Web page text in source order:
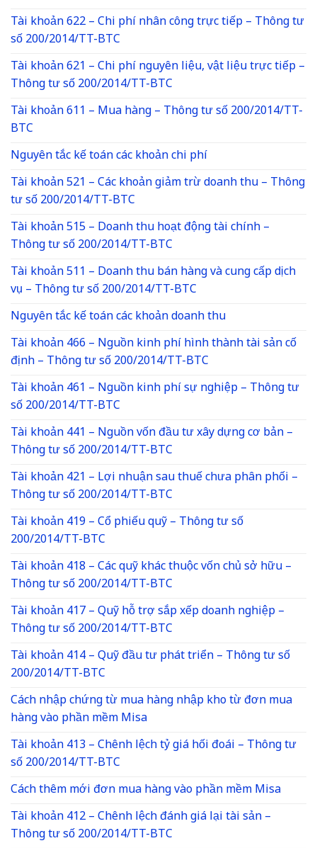
Tài khoản 622 – Chi phí nhân công trực tiếp – Thông tư
số 200/2014/TT-BTC
Tài khoản 621 – Chi phí nguyên liệu, vật liệu trực tiếp –
Thông tư số 200/2014/TT-BTC
Tài khoản 611 – Mua hàng – Thông tư số 200/2014/TT-
BTC
Nguyên tắc kế toán các khoản chi phí
Tài khoản 521 – Các khoản giảm trừ doanh thu – Thông
tư số 200/2014/TT-BTC
Tài khoản 515 – Doanh thu hoạt động tài chính –
Thông tư số 200/2014/TT-BTC
Tài khoản 511 – Doanh thu bán hàng và cung cấp dịch
vụ – Thông tư số 200/2014/TT-BTC
Nguyên tắc kế toán các khoản doanh thu
Tài khoản 466 – Nguồn kinh phí hình thành tài sản cố
định – Thông tư số 200/2014/TT-BTC
Tài khoản 461 – Nguồn kinh phí sự nghiệp – Thông tư
số 200/2014/TT-BTC
Tài khoản 441 – Nguồn vốn đầu tư xây dựng cơ bản –
Thông tư số 200/2014/TT-BTC
Tài khoản 421 – Lợi nhuận sau thuế chưa phân phối –
Thông tư số 200/2014/TT-BTC
Tài khoản 419 – Cổ phiếu quỹ – Thông tư số
200/2014/TT-BTC
Tài khoản 418 – Các quỹ khác thuộc vốn chủ sở hữu –
Thông tư số 200/2014/TT-BTC
Tài khoản 417 – Quỹ hỗ trợ sắp xếp doanh nghiệp –
Thông tư số 200/2014/TT-BTC
Tài khoản 414 – Quỹ đầu tư phát triển – Thông tư số
200/2014/TT-BTC
Cách nhập chứng từ mua hàng nhập kho từ đơn mua
hàng vào phần mềm Misa
Tài khoản 413 – Chênh lệch tỷ giá hối đoái – Thông tư
số 200/2014/TT-BTC
Cách thêm mới đơn mua hàng vào phần mềm Misa
Tài khoản 412 – Chênh lệch đánh giá lại tài sản –
Thông tư số 200/2014/TT-BTC